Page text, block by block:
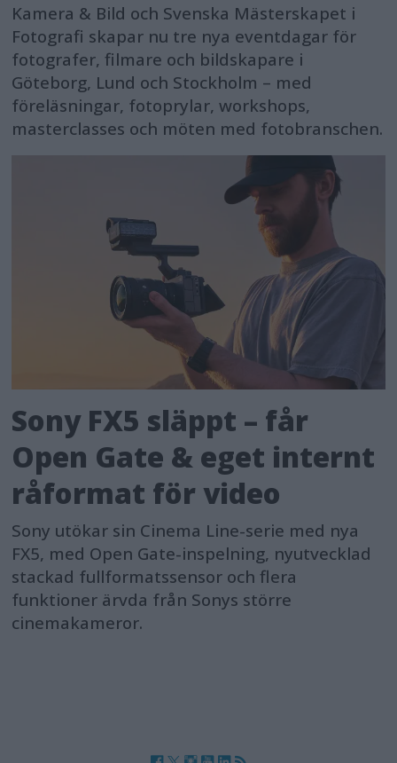
Kamera & Bild och Svenska Mästerskapet i
Fotografi skapar nu tre nya eventdagar för
fotografer, filmare och bildskapare i
Göteborg, Lund och Stockholm – med
föreläsningar, fotoprylar, workshops,
masterclasses och möten med fotobranschen.
Sony FX5 släppt – får
Open Gate & eget internt
råformat för video
Sony utökar sin Cinema Line-serie med nya
FX5, med Open Gate-inspelning, nyutvecklad
stackad fullformatssensor och flera
funktioner ärvda från Sonys större
cinemakameror.